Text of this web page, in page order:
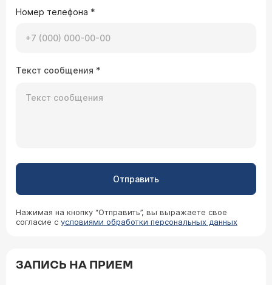
Номер телефона *
Текст сообщения *
Отправить
Нажимая на кнопку “Отправить”, вы выражаете свое
согласие с условиями обработки персональных данных
ЗАПИСЬ НА ПРИЕМ